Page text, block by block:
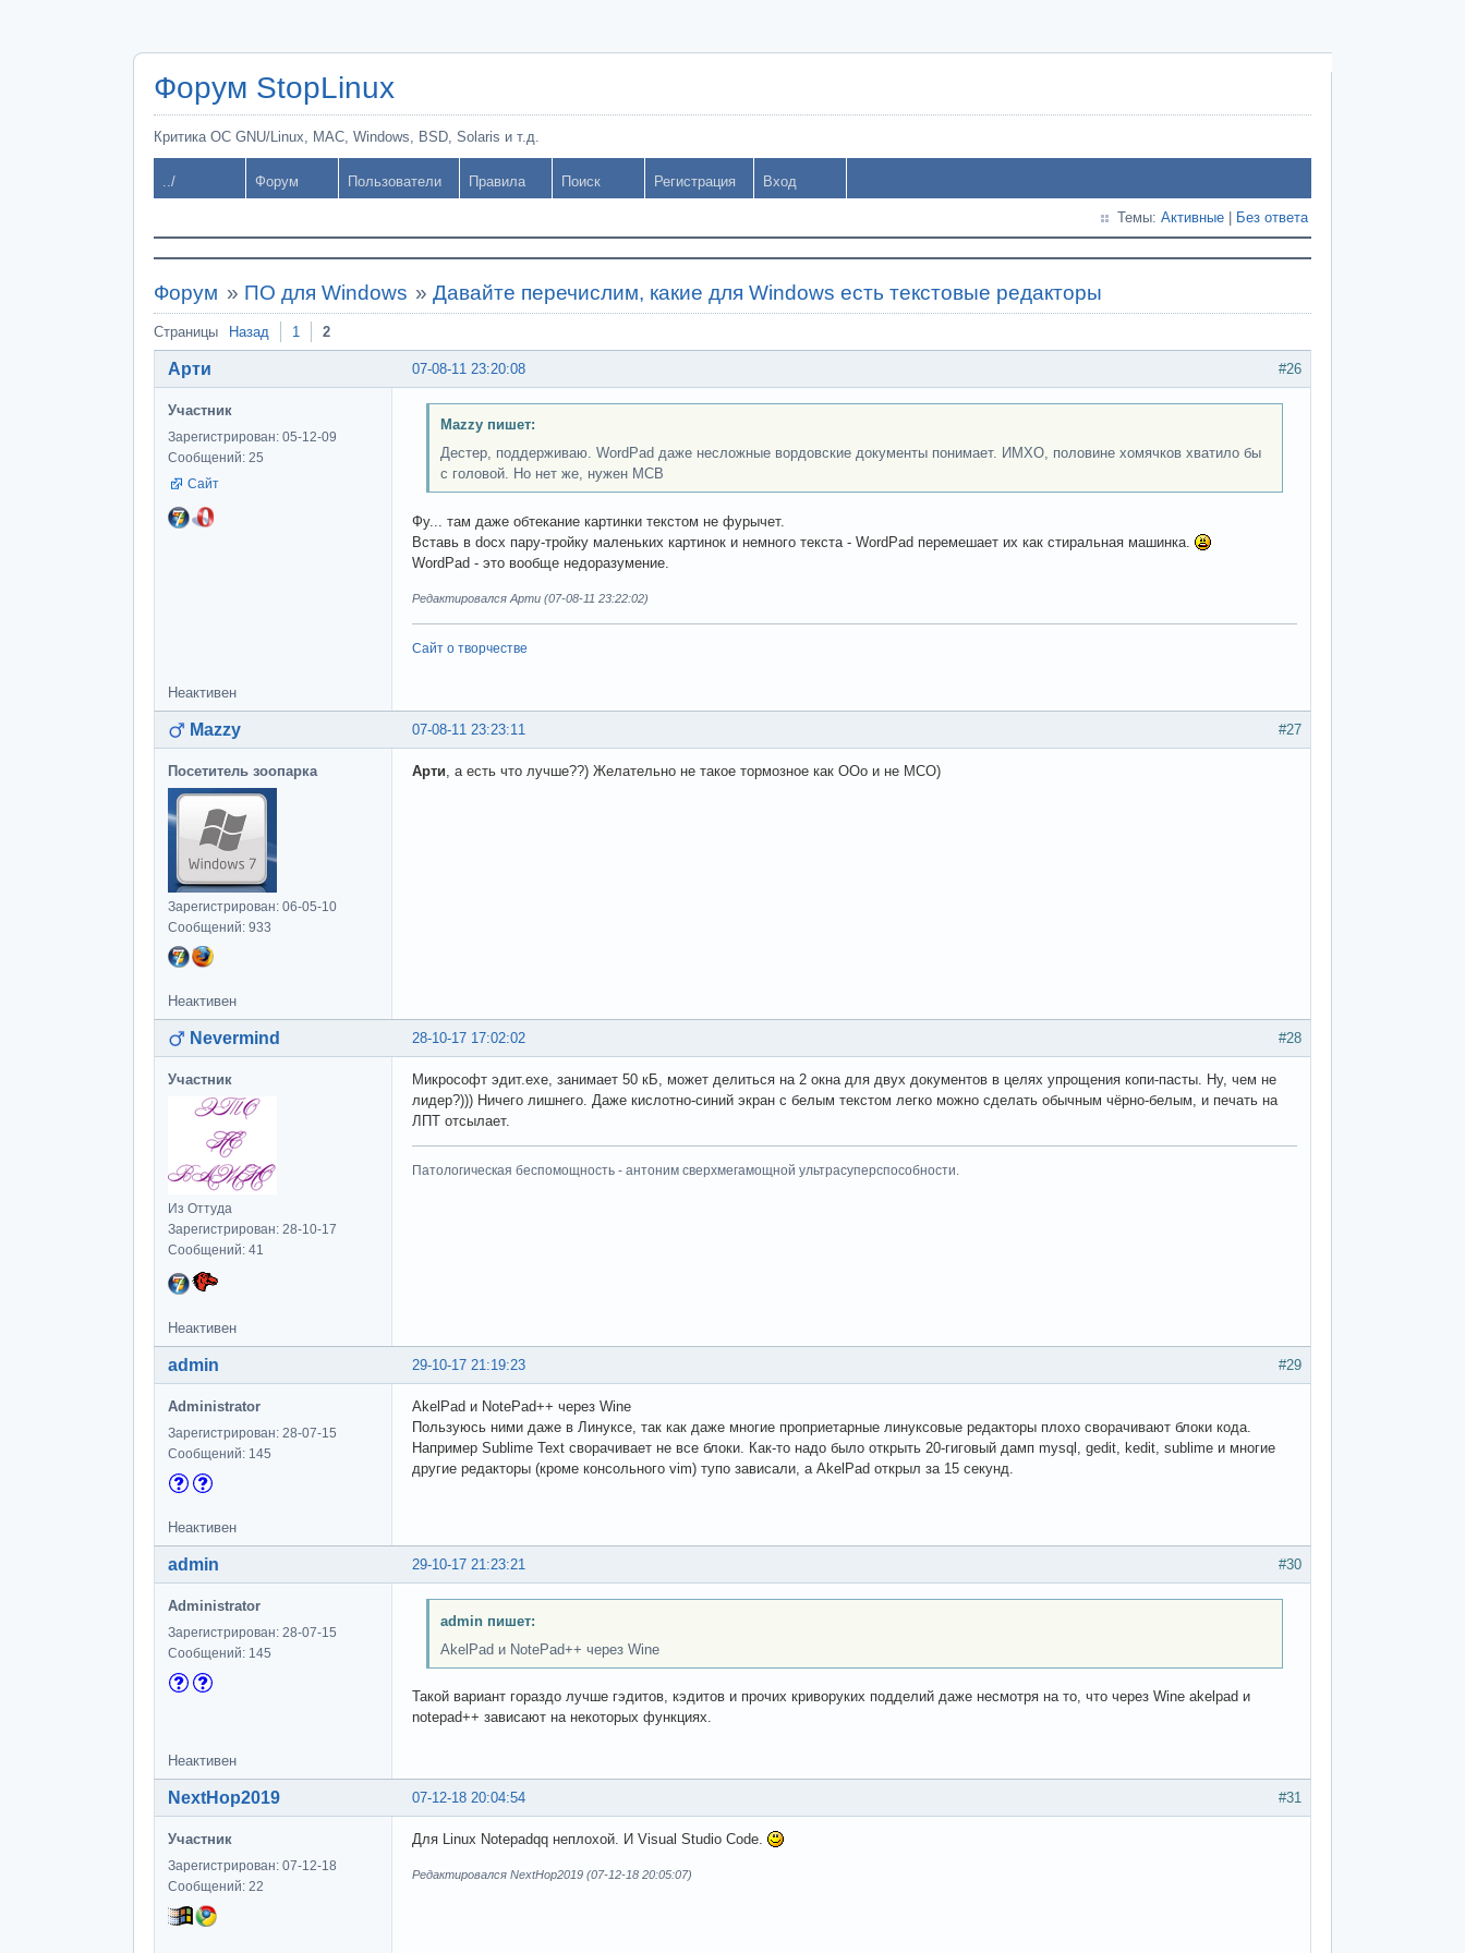
Форум StopLinux
Критика ОС GNU/Linux, MAC, Windows, BSD, Solaris и т.д.
../ Форум Пользователи Правила Поиск Регистрация Вход
Темы: Активные Без ответа
Форум » ПО для Windows »Давайте перечислим, какие для Windows есть текстовые редакторы
Страницы Назад 1 2
#26
07-08-11 23:20:08
Арти
Участник
Зарегистрирован: 05-12-09
Сообщений: 25
Сайт
Mazzy пишет:
Дестер, поддерживаю. WordPad даже несложные вордовские документы понимает. ИМХО, половине хомячков хватило бы
с головой. Но нет же, нужен МСВ
Фу... там даже обтекание картинки текстом не фурычет.
Вставь в docx пару-тройку маленьких картинок и немного текста - WordPad перемешает их как стиральная машинка.
WordPad - это вообще недоразумение.
Редактировался Арти (07-08-11 23:22:02)
Сайт о творчестве
Неактивен
#27
07-08-11 23:23:11
Mazzy
Посетитель зоопарка
Зарегистрирован: 06-05-10
Сообщений: 933
Арти, а есть что лучше??) Желательно не такое тормозное как ООо и не МСО)
Неактивен
#28
28-10-17 17:02:02
Nevermind
Участник
Из Оттуда
Зарегистрирован: 28-10-17
Сообщений: 41
Микрософт эдит.ехе, занимает 50 кБ, может делиться на 2 окна для двух документов в целях упрощения копи-пасты. Ну, чем не
лидер?))) Ничего лишнего. Даже кислотно-синий экран с белым текстом легко можно сделать обычным чёрно-белым, и печать на
ЛПТ отсылает.
Патологическая беспомощность - антоним сверхмегамощной ультрасуперспособности.
Неактивен
#29
29-10-17 21:19:23
admin
Administrator
Зарегистрирован: 28-07-15
Сообщений: 145
AkelPad и NotePad++ через Wine
Пользуюсь ними даже в Линуксе, так как даже многие проприетарные линуксовые редакторы плохо сворачивают блоки кода.
Например Sublime Text сворачивает не все блоки. Как-то надо было открыть 20-гиговый дамп mysql, gedit, kedit, sublime и многие
другие редакторы (кроме консольного vim) тупо зависали, а AkelPad открыл за 15 секунд.
Неактивен
#30
29-10-17 21:23:21
admin
Administrator
Зарегистрирован: 28-07-15
Сообщений: 145
admin пишет:
AkelPad и NotePad++ через Wine
Такой вариант гораздо лучше гэдитов, кэдитов и прочих криворуких подделий даже несмотря на то, что через Wine akelpad и
notepad++ зависают на некоторых функциях.
Неактивен
#31
07-12-18 20:04:54
NextHop2019
Участник
Зарегистрирован: 07-12-18
Сообщений: 22
Для Linux Notepadqq неплохой. И Visual Studio Code.
Редактировался NextHop2019 (07-12-18 20:05:07)